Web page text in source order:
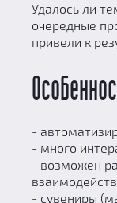
Удалось ли
очередные
привели к
-
- много
- возможен
- сувениры